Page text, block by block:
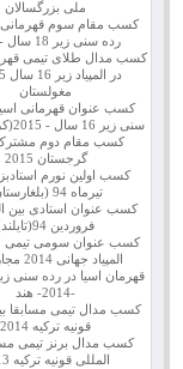
ملی بزرگسالان
کسب مقام سوم قهرمانی
رده سنی زیر 18 سال -2016
کسب مدال طلای تیمی
مغولستان
کسب عنوان قهرمانی
سنی زیر 16 سال - 2015(کره جنوبی)
کسب مقام دوم
گرجستان 2015
کسب اولین نورم
تیرماه 94 (بلغارستان)
کسب عنوان استادی بین
فروردین 94(تایلند)
کسب عنوان سومی تیمی
المپیاد جهانی 2014 مجارستان
-2014- هند
کسب مدال تیمی مسابقا
قونیه ترکیه 2014
کسب مدال برنز تیمی
المللی قونیه ترکیه 2013